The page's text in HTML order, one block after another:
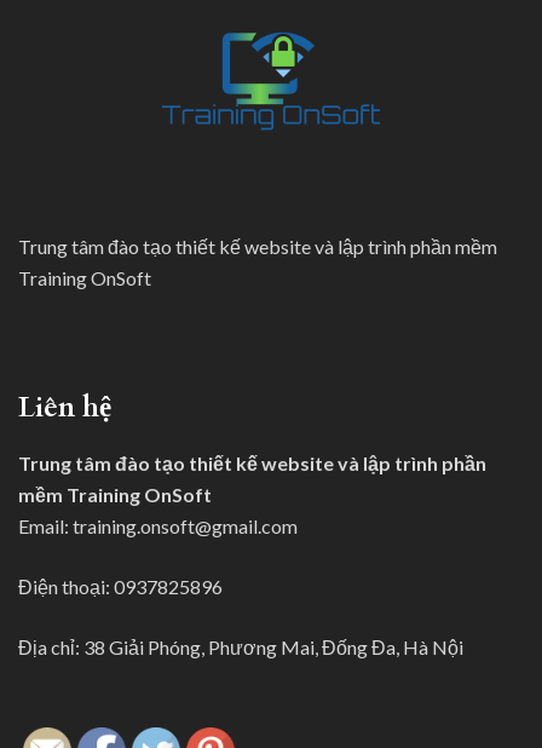
Trung tâm đào tạo thiết kế website và lập trình phần mềm
Training OnSoft
Liên hệ
Trung tâm đào tạo thiết kế website và lập trình phần
mềm Training OnSoft
Email: training.onsoft@gmail.com
Điện thoại: 0937825896
Địa chỉ: 38 Giải Phóng, Phương Mai, Đống Đa, Hà Nội